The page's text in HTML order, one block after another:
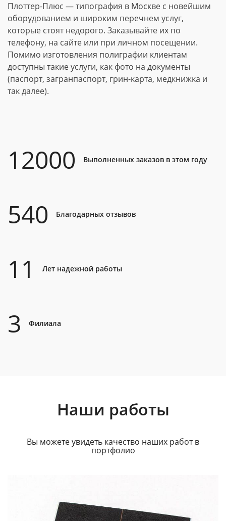
Плоттер-Плюс — типография в Москве с новейшим
оборудованием и широким перечнем услуг,
которые стоят недорого. Заказывайте их по
телефону, на сайте или при личном посещении.
Помимо изготовления полиграфии клиентам
доступны такие услуги, как фото на документы
(паспорт, загранпаспорт, грин-карта, медкнижка и
так далее).
12000 Выполненных заказов в этом году
540 Благодарных отзывов
11 Лет надежной работы
3 Филиала
Наши работы
Вы можете увидеть качество наших работ в
портфолио